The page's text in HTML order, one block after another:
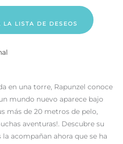
LISTA DE DESEOS
en una torre, Rapunzel conoce
mundo nuevo aparece bajo
más de 20 metros de pelo,
aventuras!. Descubre su
acompañan ahora que se ha